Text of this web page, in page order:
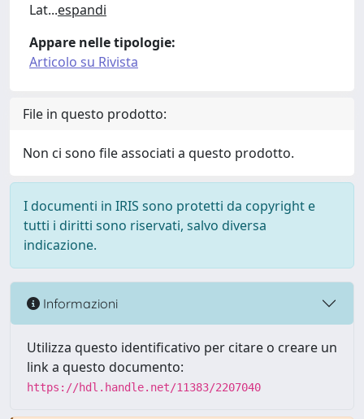
Lat...espandi
Appare nelle tipologie:
Articolo su Rivista
File in questo prodotto:
Non ci sono file associati a questo prodotto.
I documenti in IRIS sono protetti da copyright e
tutti i diritti sono riservati, salvo diversa
indicazione.
Informazioni
Utilizza questo identificativo per citare o creare un
link a questo documento:
https://hdl.handle.net/11383/2207040